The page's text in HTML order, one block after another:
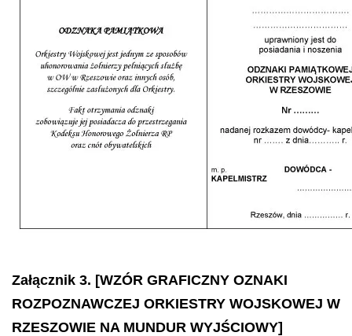
Załącznik 3. [WZÓR GRAFICZNY OZNAKI
ROZPOZNAWCZEJ ORKIESTRY WOJSKOWEJ W
RZESZOWIE NA MUNDUR WYJŚCIOWY]